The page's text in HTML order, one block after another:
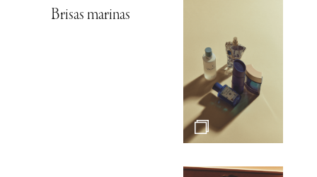
Brisas marinas